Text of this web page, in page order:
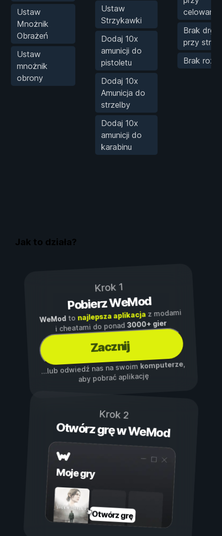
Ustaw
Mnożnik
Obrażeń
Ustaw
mnożnik
obrony
Ustaw
Strzykawki
Dodaj 10x
amunicji do
pistoletu
Dodaj 10x
Amunicja do
strzelby
Dodaj 10x
amunicji do
karabinu
celowaniu
Brak
przy
Brak
Jak to działa?
Krok 1
Pobierz WeMod
WeModto najlepsza aplikacjaz modami
i cheatami do ponad3000+ gier
Zacznij
...lub odwiedź nas na swoim komputerze,
aby pobrać aplikację
Krok 2
Otwórz grę w WeMod
Moje gry
Otwórz grę